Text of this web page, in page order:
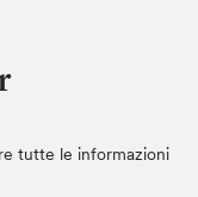
tutte le informazioni